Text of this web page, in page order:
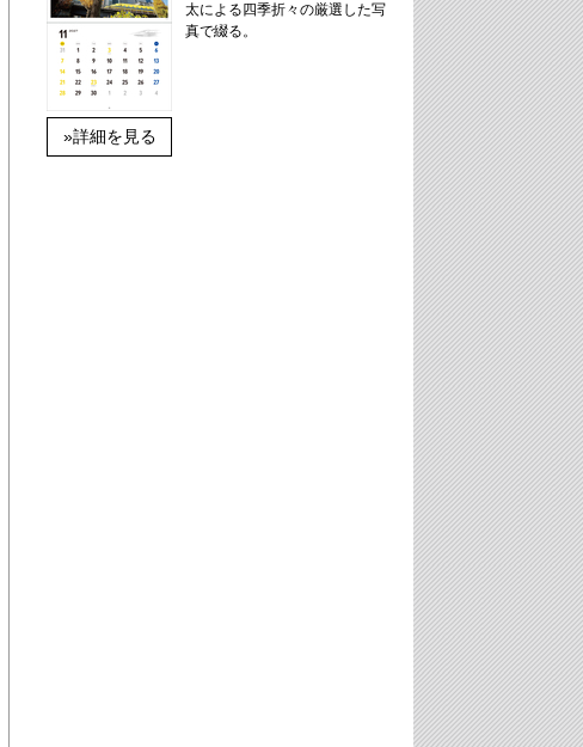
»詳細を見る
太による四季折々の厳選した写
真で綴る。